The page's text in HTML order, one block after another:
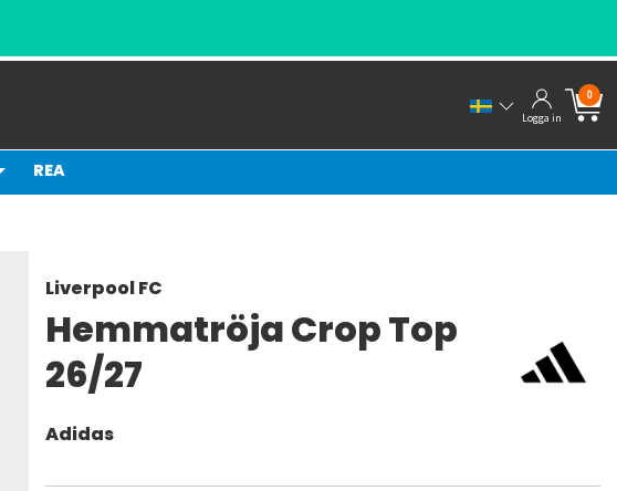
Logga in
0
REA
Liverpool FC
Hemmatröja Crop Top
26/27
Adidas